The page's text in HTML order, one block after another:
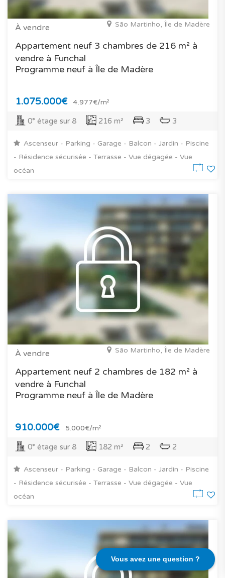
Vous avez une question ?
À vendre São Martinho, Île de Madère
Appartement neuf 3 chambres de 216 m² à
vendre à Funchal
Programme neuf à Île de Madère
1.075.000€ 4.977€/m²
0° étage sur 8 216 m² 3 3
Ascenseur - Parking - Garage - Balcon - Jardin - Piscine
- Résidence sécurisée - Terrasse - Vue dégagée - Vue
océan
À vendre São Martinho, Île de Madère
Appartement neuf 2 chambres de 182 m² à
vendre à Funchal
Programme neuf à Île de Madère
910.000€ 5.000€/m²
0° étage sur 8 182 m² 2 2
Ascenseur - Parking - Garage - Balcon - Jardin - Piscine
- Résidence sécurisée - Terrasse - Vue dégagée - Vue
océan